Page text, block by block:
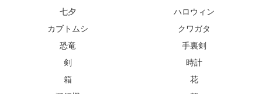
七夕
ハロウィン
カブトムシ
クワガタ
恐竜
手裏剣
剣
時計
箱
花